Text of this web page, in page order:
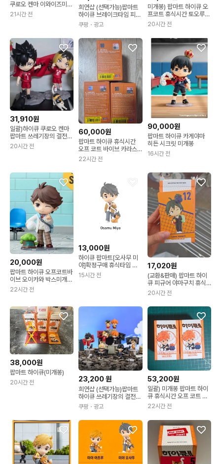
쿠로오 켄마 이와이즈미
미개봉 일괄판매
21시간 전
희연샵 (선택가능)팝마트
하이큐 브레이크타임 피규
어 랜덤박스 야마구치 타
다시
쿠팡 ・광고
미개봉) 팝마트 하이큐 오
프코트 휴식시간 토오루
오이카와 히나타 보쿠토
아카아시 피규어
20시간 전
31,910원
일괄)하이큐 쿠로오 켄마
팝마트 쓰레기장의 결전
피규어
20시간 전
60,000원
팝마트 하이큐 휴식시간
오프 코트 바이브 카라스
노 히나타 카게야마 츠키
시마 세트
22시간 전
90,000원
팝마트 하이큐 카게야마
히든 시크릿 미개봉
16시간 전
20,000원
팝마트 하이큐 오프코트바
이브 오이카와 박스미개봉
신품
22시간 전
13,000원
하이큐 팝마트[오사무 미
야]확정구매 휴식타임 시
리즈
15시간 전
17,020원
(교환&판매) 팝마트 하이
큐 피규어 야마구치 휴식
시간 시리즈
20시간 전
38,000원
팝마트 하이큐(미개봉)
20시간 전 23,200원
희연샵 (선택가능)팝마트
하이큐 쓰레기장의 결전
랜덤박스 피규어 굿즈 츠
키시마 케이
쿠팡 ・광고
53,200원
일괄) 미개봉 팝마트 하이
큐 휴식시간 오프 코트 보
쿠토 아카아시 팝나우
22시간 전